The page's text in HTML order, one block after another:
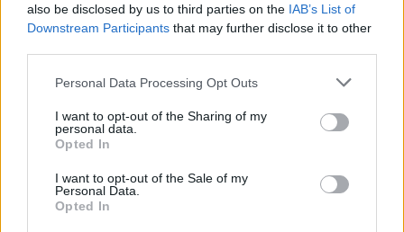
also be disclosed by us to third parties on the IAB’s List of
Downstream Participants that may further disclose it to other
Personal Data Processing Opt Outs
I want to opt-out of the Sharing of my
personal data.
Opted In
I want to opt-out of the Sale of my
Personal Data.
Opted In